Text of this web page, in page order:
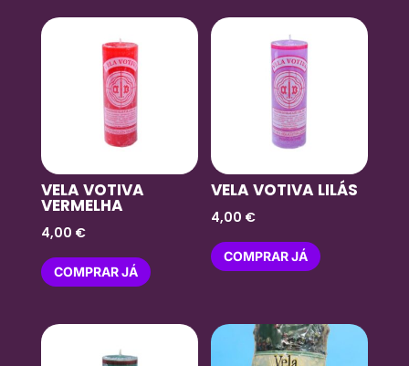
VELA VOTIVA
VERMELHA
4,00 €
COMPRAR JÁ
VELA VOTIVA LILÁS
4,00 €
COMPRAR JÁ